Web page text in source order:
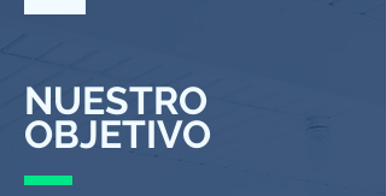
NUESTRO
OBJETIVO